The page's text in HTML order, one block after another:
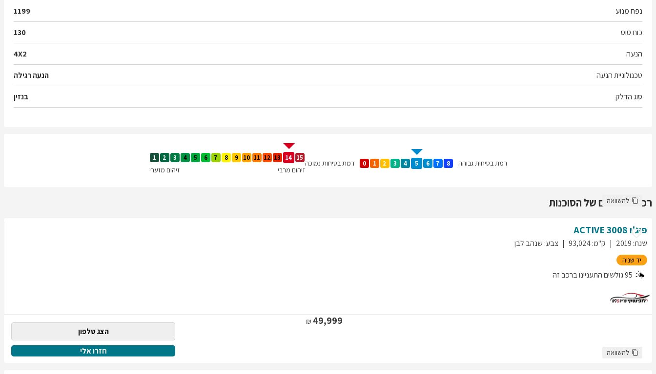
נפח מנוע 1199
כוח סוס 130
הנעה 4X2
טכנולוגיית הנעה הנעה רגילה
סוג הדלק בנזין
רמת בטיחות גבוהה 0 1 2 3 4 5 6 7 8 רמת בטיחות נמוכה
1 2 3 4 5 6 7 8 9 10 11 12 13 14 15
זיהום מרבי זיהום מזערי
רכבים נוספים של הסוכנות
להשוואה
פיג'ו3008
ACTIVE
שנת:
2019 ק"מ:
93,024 צבע: שנהב לבן
יד שניה
95גולשים התעניינו ברכב זה
49,999
הצג טלפון
חזרו אלי
להשוואה